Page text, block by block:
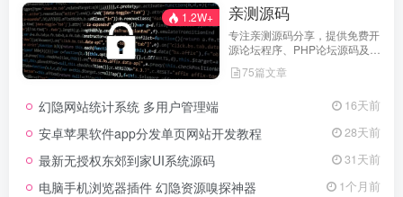
1.2W+ 亲测源码
专注亲测源码分享，提供免费开
源论坛程序、PHP论坛源码及论
实际测试可用，助力快速搭建稳
75篇文章
幻隐网站统计系统 多用户管理端 16天前
安卓苹果软件app分发单页网站开发教程 28天前
最新无授权东郊到家UI系统源码 31天前
电脑手机浏览器插件 幻隐资源嗅探神器 1个月前